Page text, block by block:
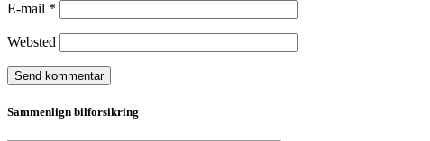
E-mail *
Websted
Sammenlign bilforsikring